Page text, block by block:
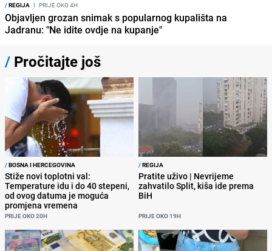
/REGIJA I PRIJE OKO 4H
Objavljen grozan snimak s popularnog kupališta na
Jadranu: "Ne idite ovdje na kupanje"
/ Pročitajte još
/BOSNA I HERCEGOVINA
Stiže novi toplotni val:
Temperature idu i do 40 stepeni,
od ovog datuma je moguća
promjena vremena
PRIJE OKO 20H
/REGIJA
Pratite uživo | Nevrijeme
zahvatilo Split, kiša ide prema
BiH
PRIJE OKO 19H